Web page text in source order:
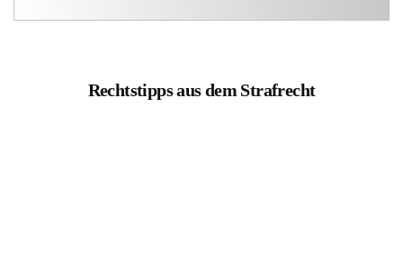
Rechtstipps aus dem Strafrecht